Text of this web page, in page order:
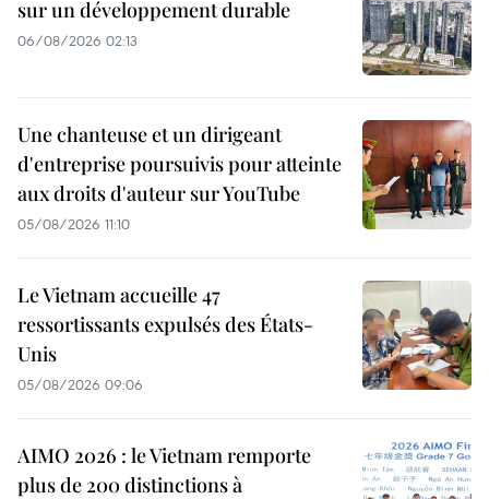
sur un développement durable
06/08/2026 02:13
Une chanteuse et un dirigeant
d'entreprise poursuivis pour atteinte
aux droits d'auteur sur YouTube
05/08/2026 11:10
Le Vietnam accueille 47
ressortissants expulsés des États-
Unis
05/08/2026 09:06
AIMO 2026 : le Vietnam remporte
plus de 200 distinctions à